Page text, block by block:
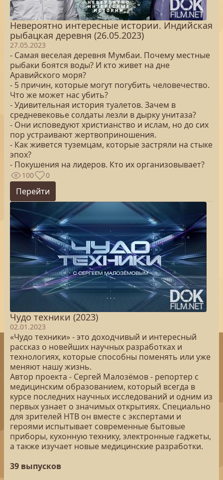
Невероятно интересные истории. Индийская
рыбацкая деревня (26.05.2023)
27.05.2023
- Самая веселая деревня Мумбаи. Почему местные
рыбаки боятся воды? И кто живет на дне
Аравийского моря?
- 5 причин, которые могут погубить человечество.
Что же может нас убить?
- Удивительная история туалетов. Зачем в
средневековье солдаты лезли в дырку унитаза?
- Они исповедуют христианство и ислам, но до сих
пор устраивают жертвоприношения.
- Как живется туземцам, которые застряли на стыке
эпох?
- Покушения на лидеров. Кто их организовывает?
100 0
Перейти
Чудо техники (2023)
02.01.2023
«Чудо техники» - это доходчивый и интересный
рассказ о новейших научных разработках и
технологиях, которые способны поменять или уже
меняют нашу жизнь.
Автор проекта - Сергей Малозёмов - репортер с
медицинским образованием, который всегда в
курсе последних научных исследований и одним из
первых узнает о значимых открытиях. Специально
для зрителей НТВ он вместе с экспертами и
героями испытывает современные бытовые
приборы, кухонную технику, электронные гаджеты,
а также изучает новые медицинские разработки.
39 выпусков